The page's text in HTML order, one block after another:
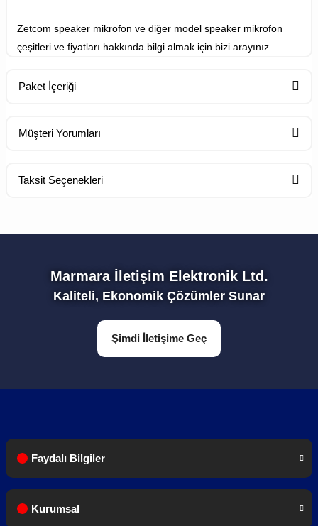
Zetcom speaker mikrofon ve diğer model speaker mikrofon
çeşitleri ve fiyatları hakkında bilgi almak için bizi arayınız.
Paket İçeriği
Standart Paket İçeriği
1 Adet Bel Klipsi
Müşteri Yorumları
Taksit Seçenekleri
Marmara İletişim Elektronik Ltd.
Kaliteli, Ekonomik Çözümler Sunar
Şimdi İletişime Geç
Faydalı Bilgiler
Kurumsal